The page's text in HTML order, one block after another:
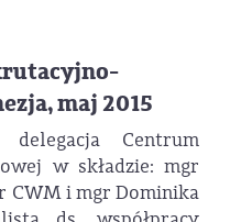
maj 2015
Centrum
w składzie: mgr
CWM i mgr Dominika